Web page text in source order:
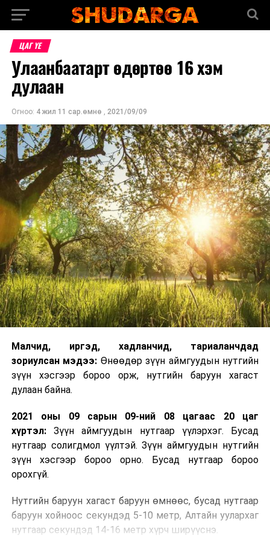
ЦАГ ҮЕ
Улаанбаатарт өдөртөө 16 хэм
дулаан
Огноо: 4 жил 11 сар.өмнө , 2021/09/09
Малчид, иргэд, хадланчид, тариаланчдад
зориулсан мэдээ: Өнөөдөр зүүн аймгуудын нутгийн
зүүн хэсгээр бороо орж, нутгийн баруун хагаст
дулаан байна.
2021 оны 09 сарын 09-ний 08 цагаас 20 цаг
хүртэл: Зүүн аймгуудын нутгаар үүлэрхэг. Бусад
нутгаар солигдмол үүлтэй. Зүүн аймгуудын нутгийн
зүүн хэсгээр бороо орно. Бусад нутгаар бороо
орохгүй.
Нутгийн баруун хагаст баруун өмнөөс, бусад нутгаар
баруун хойноос секундэд 5-10 метр, Алтайн уулархаг
нутгаар секундэд 14-16 метр хүрч ширүүснэ.